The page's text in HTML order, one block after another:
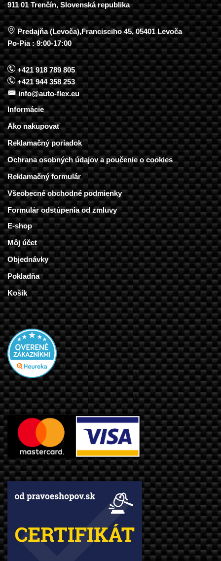
911 01 Trenčín, Slovenská republika
Predajňa (Levoča),Francisciho 45, 05401 Levoča
Po-Pia : 9:00-17:00
+421 918 789 805
+421 944 358 253
info@auto-flex.eu
Informácie
Ako nakupovať
Reklamačný poriadok
Ochrana osobných údajov a poučenie o cookies
Reklamačný formulár
Všeobecné obchodné podmienky
Formulár odstúpenia od zmluvy
E-shop
Môj účet
Objednávky
Pokladňa
Košík